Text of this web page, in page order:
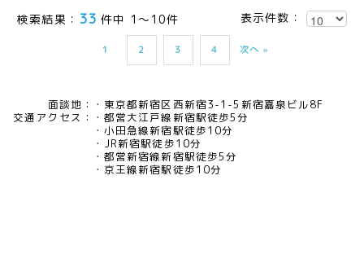
検索結果： 33 件中 1～10件 表示件数：
1 2 3 4 次へ »
面談地：
東京都新宿区西新宿3-1-5新宿嘉泉ビル8F
交通アクセス：
都営大江戸線新宿駅徒歩5分
小田急線新宿駅徒歩10分
JR新宿駅徒歩10分
都営新宿線新宿駅徒歩5分
京王線新宿駅徒歩10分